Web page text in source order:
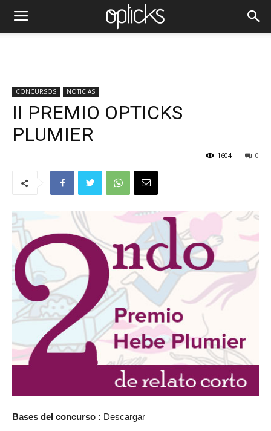
CONCURSOS NOTICIAS
II PREMIO OPTICKS
PLUMIER
0
1604
Bases del concurso : Descargar